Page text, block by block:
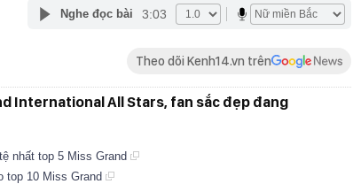
Nghe đọc bài 3:03
Theo dõi Kenh14.vn trên
International All Stars, fan sắc đẹp đang
nhất top 5 Miss Grand
top 10 Miss Grand